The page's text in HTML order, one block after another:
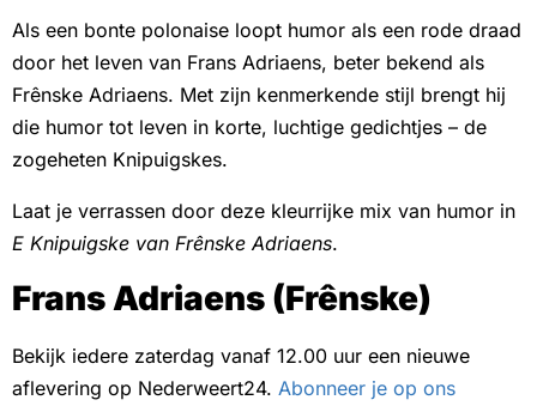
Als een bonte polonaise loopt humor als een rode draad
door het leven van Frans Adriaens, beter bekend als
Frênske Adriaens. Met zijn kenmerkende stijl brengt hij
die humor tot leven in korte, luchtige gedichtjes – de
zogeheten Knipuigskes.
Laat je verrassen door deze kleurrijke mix van humor in
E Knipuigske van Frênske Adriaens.
Frans Adriaens (Frênske)
Bekijk iedere zaterdag vanaf 12.00 uur een nieuwe
aflevering op Nederweert24. Abonneer je op ons